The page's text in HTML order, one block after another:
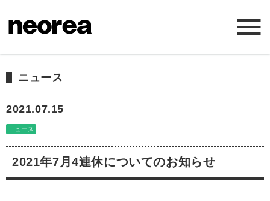
ニュース
サービス
ニュース
2021.07.15
ニュース
2021年7月4連休についてのお知らせ